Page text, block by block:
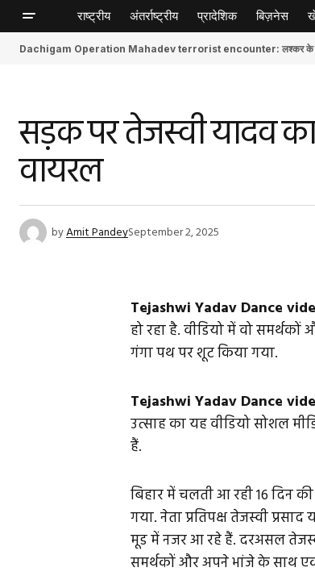
राष्ट्रीय अंतर्राष्ट्रीय प्रादेशिक बिज़नेस
Dachigam Operation Mahadev terrorist encounter: लश्कर के तीन
सड़क पर तेजस्वी यादव
वायरल
byAmit PandeySeptember 2, 2025
Tejashwi Yadav Dance
हो रहा है. वीडियो में वो
गंगा पथ पर शूट किया गया.
Tejashwi Yadav Dance
उत्साह का यह वीडियो सोशल
हैं.
बिहार में चलती आ रही 16 दिन
गया. नेता प्रतिपक्ष तेजस्वी
मूड में नजर आ रहे हैं. दरअसल
समर्थकों और अपने भांजे के साथ